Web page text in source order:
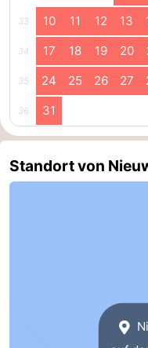
Nieuwvliet
Sluis
Cadzand
Natur
Het
Wetter
Kontakt
33 10 11 12 13
34 17 18 19 20
35 24 25 26 27
36 31
Standort von